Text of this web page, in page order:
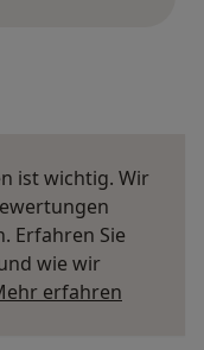
ist wichtig. Wir
Erfahren Sie
wie wir
erfahren